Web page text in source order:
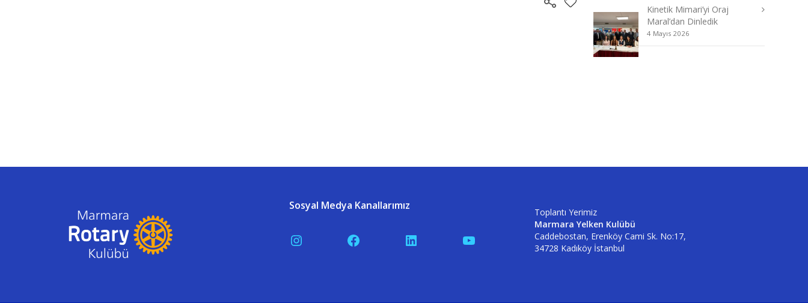
Kinetik Mimari’yi Oraj
Maral’dan Dinledik
4 Mayıs 2026
Sosyal Medya Kanallarımız
InstagramFacebookLinkedIn YouTube
Toplantı Yerimiz
Marmara Yelken Kulübü
Caddebostan, Erenköy Cami Sk. No:17,
34728 Kadıköy İstanbul